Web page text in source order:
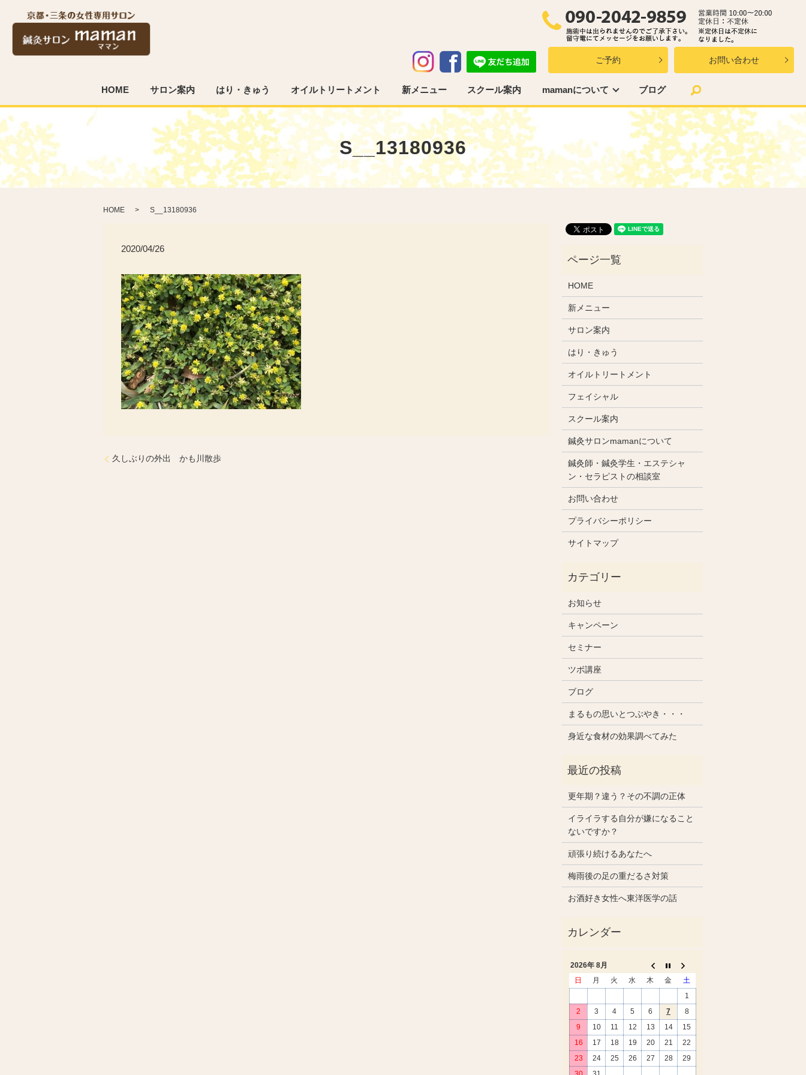
お問い合わせ
ご予約
HOME サロン案内 はり・きゅう オイルトリートメント 新メニュー スクール案内 mamanについて ブログ
S__13180936
HOME S__13180936
2020/04/26
久しぶりの外出 かも川散歩
HOME
新メニュー
サロン案内
はり・きゅう
オイルトリートメント
フェイシャル
スクール案内
鍼灸サロンmamanについて
鍼灸師・鍼灸学生・エステシャ
ン・セラピストの相談室
お問い合わせ
プライバシーポリシー
サイトマップ
お知らせ
キャンペーン
セミナー
ツボ講座
ブログ
まるもの思いとつぶやき・・・
身近な食材の効果調べてみた
更年期？違う？その不調の正体
イライラする自分が嫌になること
ないですか？
頑張り続けるあなたへ
梅雨後の足の重だるさ対策
お酒好き女性へ東洋医学の話
2026年 8月
日
月 火 水 木 金
土
1
2
3 4 5 6 7
8
9
10 11 12 13 14
15
16
17 18 19 20 21
22
23
24 25 26 27 28
29